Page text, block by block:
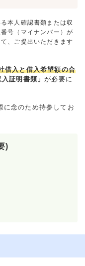
本人確認書類または収
号（マイナンバー）が
、ご提出いただきます
借入と借入希望額の合
入証明書類」が必要に
に念のため持参してお
)